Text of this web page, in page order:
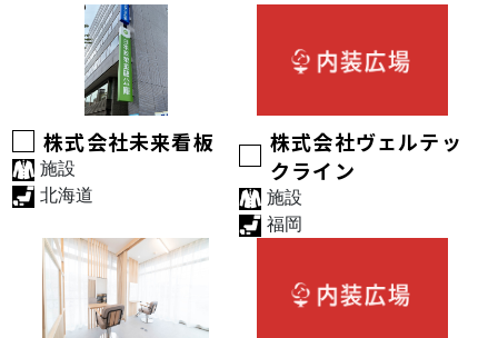
株式会社未来看板
施設
北海道
株式会社ヴェルテッ
クライン
施設
福岡